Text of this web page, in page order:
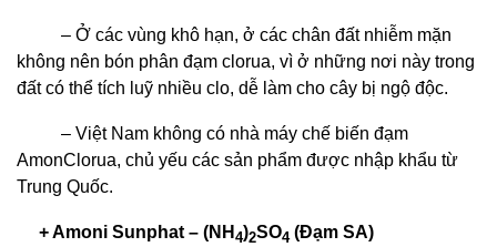
– Ở các vùng khô hạn, ở các chân đất nhiễm mặn
không nên bón phân đạm clorua, vì ở những nơi này trong
đất có thể tích luỹ nhiều clo, dễ làm cho cây bị ngộ độc.
– Việt Nam không có nhà máy chế biến đạm
AmonClorua, chủ yếu các sản phẩm được nhập khẩu từ
Trung Quốc.
+ Amoni Sunphat – (NH 4)2SO4 (Đạm SA)